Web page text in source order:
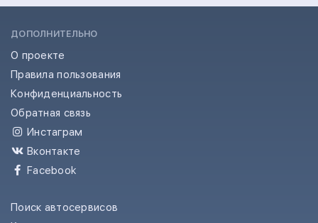
ДОПОЛНИТЕЛЬНО
О проекте
Правила пользования
Конфиденциальность
Обратная связь
Инстаграм
Вконтакте
Facebook
Поиск автосервисов